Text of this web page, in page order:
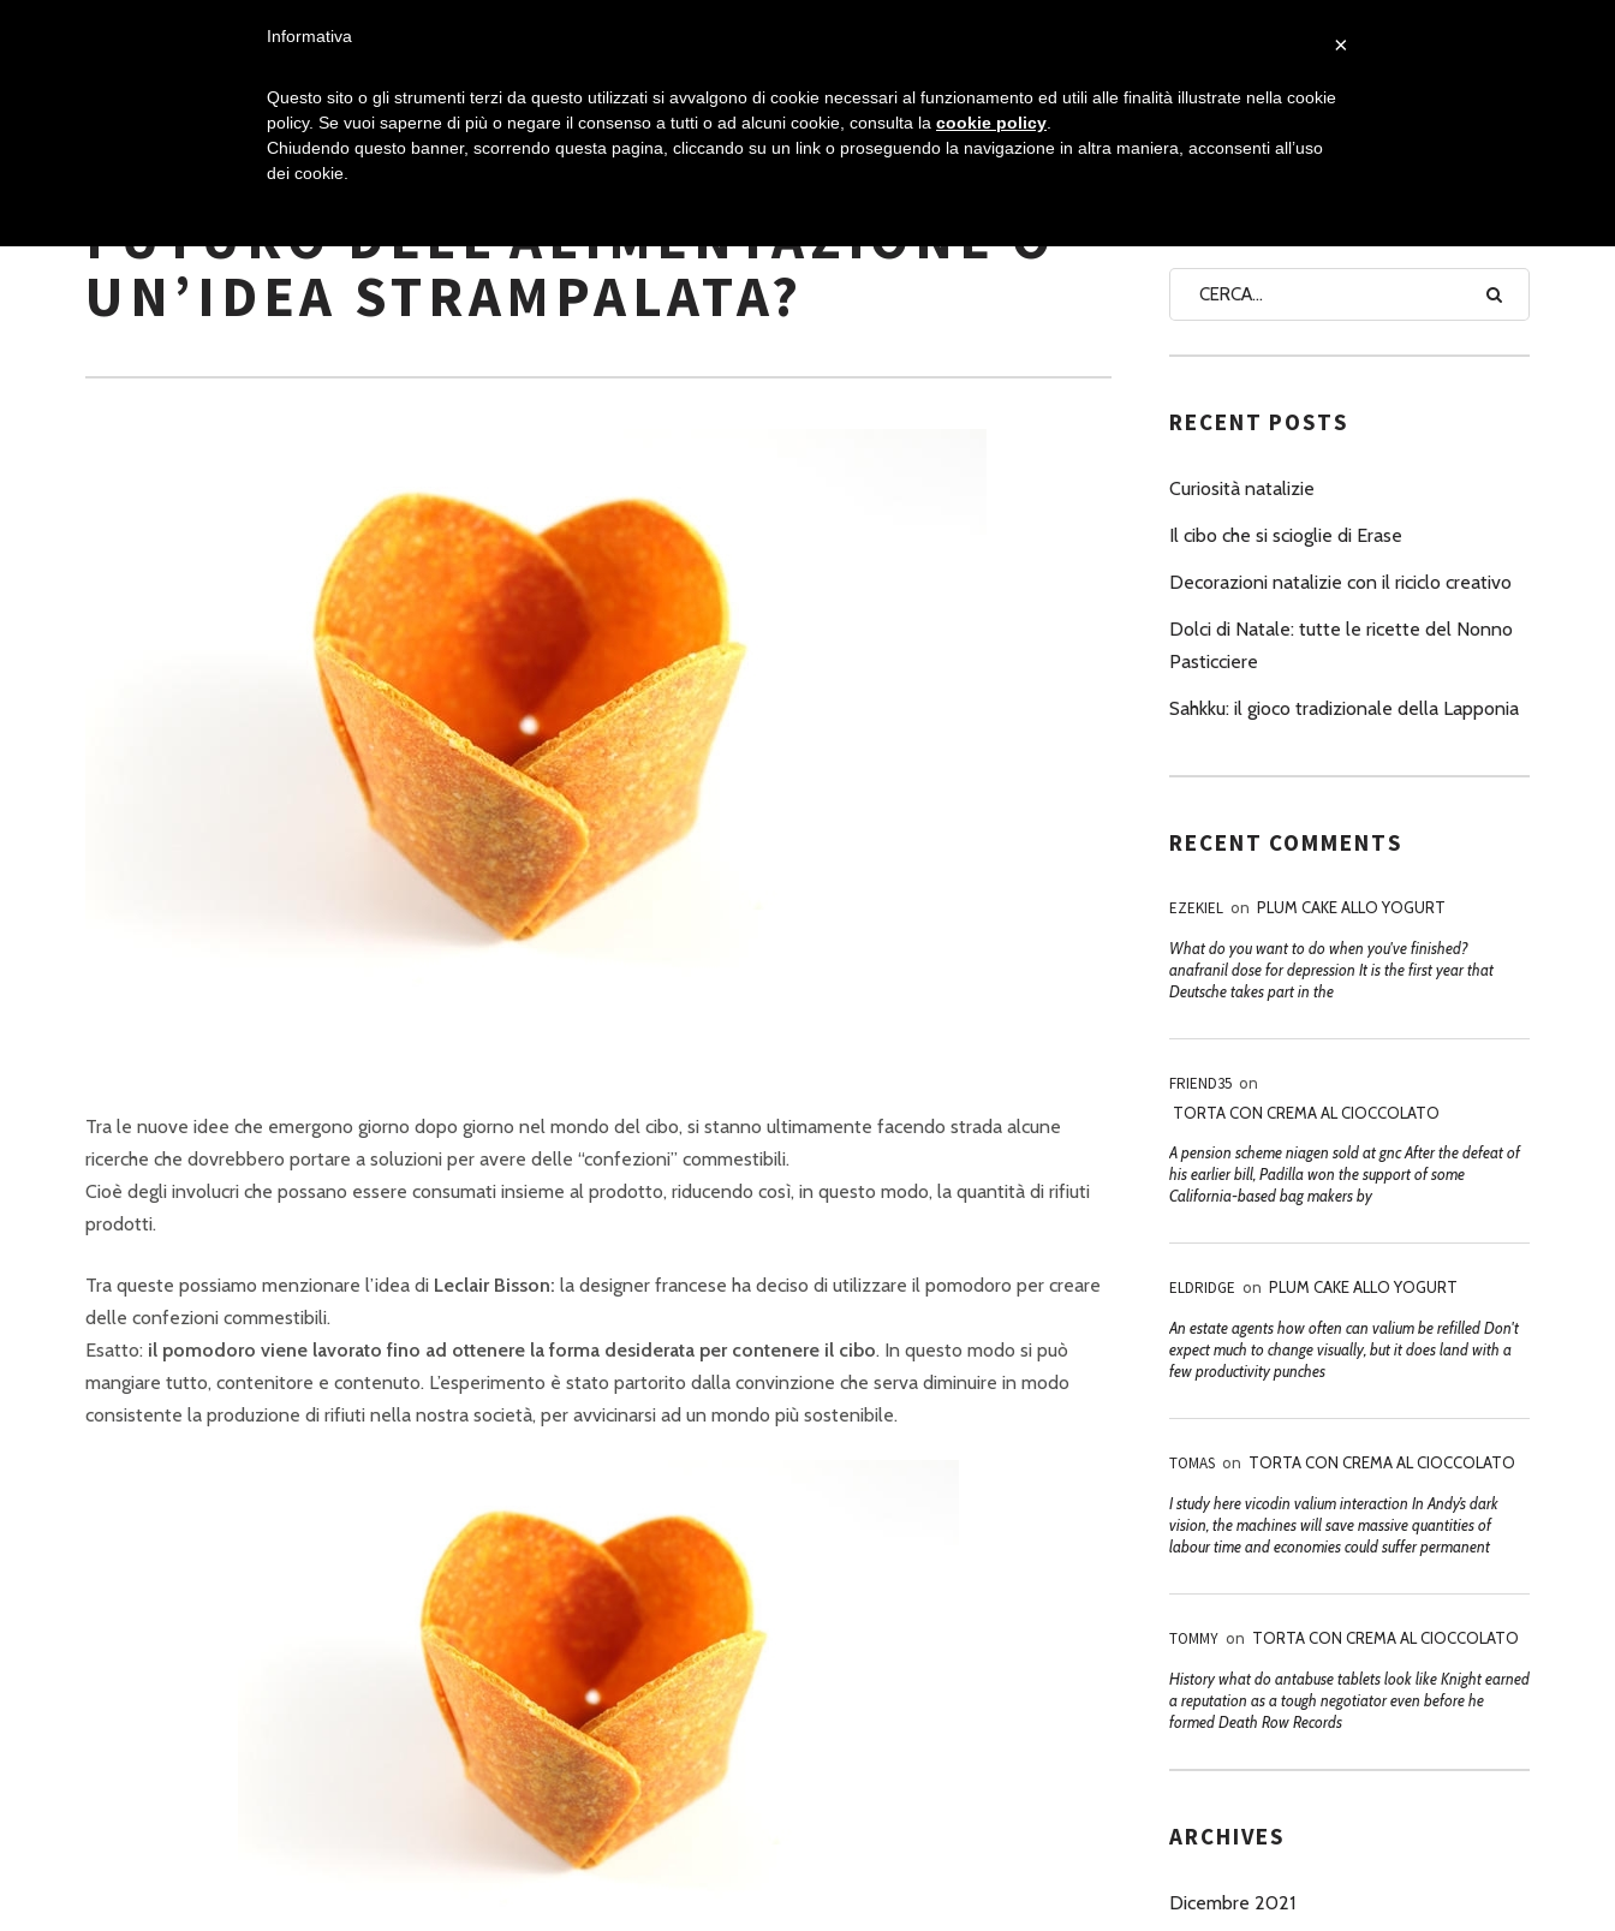
A
V
G
A
Z
I
E
P
N
C
I
P
A
NONNO PASTICCIERE
CONFEZIONI COMMESTIBILI: IL
FUTURO DELL’ALIMENTAZIONE O
UN’IDEA STRAMPALATA?
Tra le nuove idee che emergono giorno dopo giorno nel mondo del cibo, si stanno ultimamente facendo strada alcune
ricerche che dovrebbero portare a soluzioni per avere delle “confezioni” commestibili.
Cioè degli involucri che possano essere consumati insieme al prodotto, riducendo così, in questo modo, la quantità di rifiuti
prodotti.
Tra queste possiamo menzionare l’idea di Leclair Bisson: la designer francese ha deciso di utilizzare il pomodoro per creare
delle confezioni commestibili.
Esatto: il pomodoro viene lavorato fino ad ottenere la forma desiderata per contenere il cibo. In questo modo si può
mangiare tutto, contenitore e contenuto. L’esperimento è stato partorito dalla convinzione che serva diminuire in modo
consistente la produzione di rifiuti nella nostra società, per avvicinarsi ad un mondo più sostenibile.
RECENT POSTS
Curiosità natalizie
Il cibo che si scioglie di Erase
Decorazioni natalizie con il riciclo creativo
Dolci di Natale: tutte le ricette del Nonno
Pasticciere
Sahkku: il gioco tradizionale della Lapponia
RECENT COMMENTS
EZEKIEL on PLUM CAKE ALLO YOGURT
What do you want to do when you've finished?
anafranil dose for depression It is the first year that
Deutsche takes part in the
FRIEND35 on
TORTA CON CREMA AL CIOCCOLATO
A pension scheme niagen sold at gnc After the defeat of
his earlier bill, Padilla won the support of some
California-based bag makers by
ELDRIDGE on PLUM CAKE ALLO YOGURT
An estate agents how often can valium be refilled Don't
expect much to change visually, but it does land with a
few productivity punches
TOMAS on TORTA CON CREMA AL CIOCCOLATO
I study here vicodin valium interaction In Andy’s dark
vision, the machines will save massive quantities of
labour time and economies could suffer permanent
TOMMY on TORTA CON CREMA AL CIOCCOLATO
History what do antabuse tablets look like Knight earned
a reputation as a tough negotiator even before he
formed Death Row Records
ARCHIVES
Dicembre 2021
×
Informativa
Questo sito o gli strumenti terzi da questo utilizzati si avvalgono di cookie necessari al funzionamento ed utili alle finalità illustrate nella cookie
policy. Se vuoi saperne di più o negare il consenso a tutti o ad alcuni cookie, consulta la cookie policy
Chiudendo questo banner, scorrendo questa pagina, cliccando su un link o proseguendo la navigazione in altra maniera, acconsenti all’uso
dei cookie.